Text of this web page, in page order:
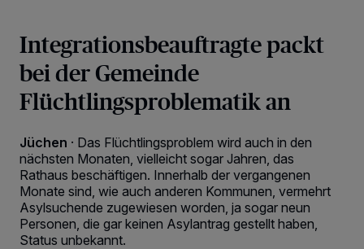
Integrationsbeauftragte packt
bei der Gemeinde
Flüchtlingsproblematik an
Jüchen · Das Flüchtlingsproblem wird auch in den
nächsten Monaten, vielleicht sogar Jahren, das
Rathaus beschäftigen. Innerhalb der vergangenen
Monate sind, wie auch anderen Kommunen, vermehrt
Asylsuchende zugewiesen worden, ja sogar neun
Personen, die gar keinen Asylantrag gestellt haben,
Status unbekannt.